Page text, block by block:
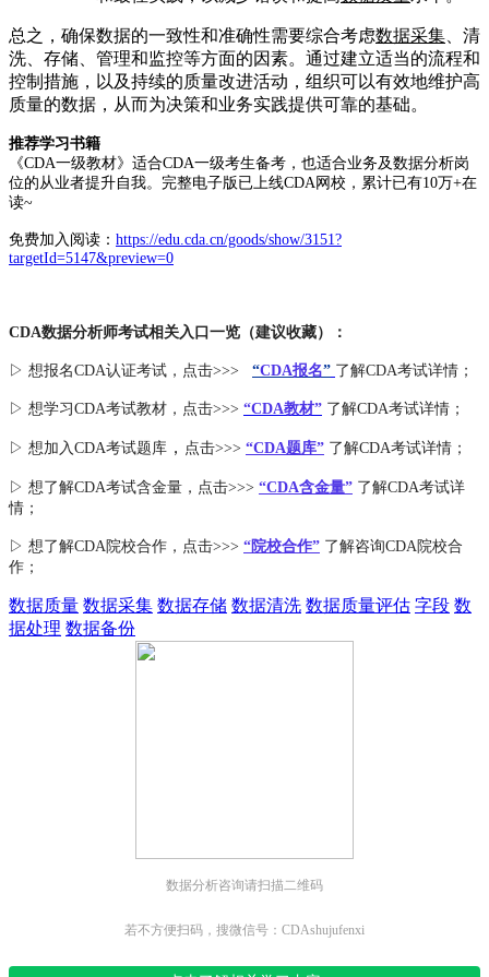
总之，确保数据的一致性和准确性需要综合考虑数据采集 、清
洗、存储、管理和监控等方面的因素。通过建立适当的流程和
控制措施，以及持续的质量改进活动，组织可以有效地维护高
质量的数据，从而为决策和业务实践提供可靠的基础。
推荐学习书籍
《CDA一级教材》适合CDA一级考生备考，也适合业务及数据分析岗
位的从业者提升自我。完整电子版已上线CDA网校，累计已有10万+在
读~
免费加入阅读： https://edu.cda.cn/goods/show/3151?
targetId=5147&preview=0
CDA数据分析师考试相关入口一览（建议收藏）：
▷ 想报名CDA认证考试，点击>>> “CDA报名” 了解CDA考试详情；
▷ 想学习CDA考试教材，点击>>> “CDA教材” 了解CDA考试详情；
▷ 想加入CDA考试题库 ， 点击>>> “CDA题库” 了解CDA考试详情；
▷ 想了解CDA考试含金量 ，点击>>> “CDA含金量” 了解CDA考试详
情；
▷ 想了解CDA院校合作 ，点击>>> “院校合作” 了解咨询CDA院校合
作；
数据质量 数据采集 数据存储 数据清洗 数据质量评估 字段 数
据处理 数据备份
数据分析咨询请扫描二维码
若不方便扫码，搜微信号：CDAshujufenxi